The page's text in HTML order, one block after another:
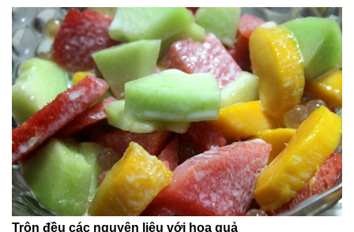
Trộn đều các nguyên liệu với hoa quả